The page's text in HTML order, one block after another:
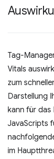
Tag-
Vitals
zum
Darstellung
kann für das
JavaScripts
im